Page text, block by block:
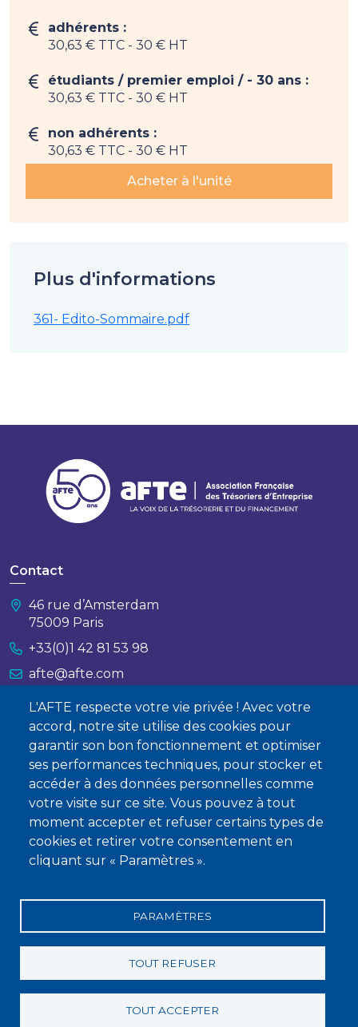
L'AFTE respecte votre vie privée ! Avec votre
accord, notre site utilise des cookies pour
garantir son bon fonctionnement et optimiser
ses performances techniques, pour stocker et
accéder à des données personnelles comme
votre visite sur ce site. Vous pouvez à tout
moment accepter et refuser certains types de
cookies et retirer votre consentement en
cliquant sur « Paramètres ».
PARAMÈTRES
TOUT REFUSER
TOUT ACCEPTER
adhérents :
30,63 € TTC - 30 € HT
étudiants / premier emploi / - 30 ans :
30,63 € TTC - 30 € HT
non adhérents :
30,63 € TTC - 30 € HT
Acheter à l'unité
Plus d'informations
361- Edito-Sommaire.pdf
Contact
46 rue d’Amsterdam
75009 Paris
+33(0)1 42 81 53 98
afte@afte.com
Nous contacter
À propos
Qui sommes-nous ?
Devenir membre
Mentions légales
Conditions générales de vente